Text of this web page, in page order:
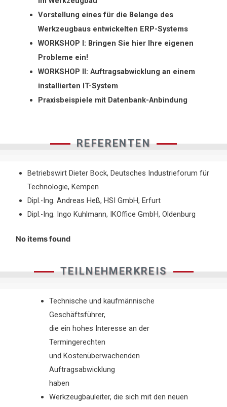
Vorstellung eines für die Belange des
Werkzeugbaus entwickelten ERP-Systems
WORKSHOP I: Bringen Sie hier Ihre eigenen
Probleme ein!
WORKSHOP II: Auftragsabwicklung an einem
installierten IT-System
Praxisbeispiele mit Datenbank-Anbindung
REFERENTEN
Betriebswirt Dieter Bock, Deutsches Industrieforum für
Technologie, Kempen
Dipl.-Ing. Andreas Heß, HSI GmbH, Erfurt
Dipl.-Ing. Ingo Kuhlmann, IKOffice GmbH, Oldenburg
No items found
TEILNEHMERKREIS
Technische und kaufmännische
Geschäftsführer,
die ein hohes Interesse an der
Termingerechten
und Kostenüberwachenden
Auftragsabwicklung
haben
Werkzeugbauleiter, die sich mit den neuen